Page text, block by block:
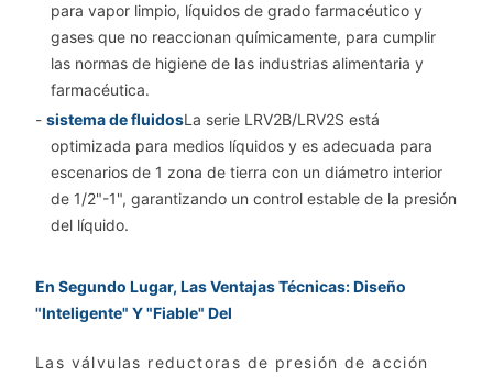
para vapor limpio, líquidos de grado farmacéutico y
gases que no reaccionan químicamente, para cumplir
las normas de higiene de las industrias alimentaria y
farmacéutica.
- sistema de fluidosLa serie LRV2B/LRV2S está
optimizada para medios líquidos y es adecuada para
escenarios de 1 zona de tierra con un diámetro interior
de 1/2"-1", garantizando un control estable de la presión
del líquido.
En Segundo Lugar, Las Ventajas Técnicas: Diseño
"inteligente" Y "fiable" Del
Las válvulas reductoras de presión de acción